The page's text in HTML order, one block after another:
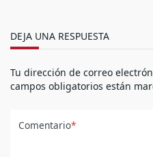
DEJA UNA RESPUESTA
Tu dirección de correo
campos obligatorios están
Comentario*